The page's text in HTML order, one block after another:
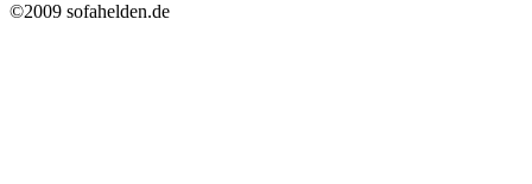
©2009 sofahelden.de